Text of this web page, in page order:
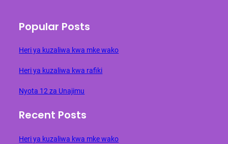
Popular Posts
Heri ya kuzaliwa kwa mke wako
Heri ya kuzaliwa kwa rafiki
Nyota 12 za Unajimu
Recent Posts
Heri ya kuzaliwa kwa mke wako